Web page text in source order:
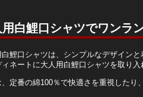
白鯉口シャツでワンラ
白鯉口シャツは、シンプルなデザイン
ィネートに大人用白鯉口シャツを取り
定番の綿100％で快適さを重視したり